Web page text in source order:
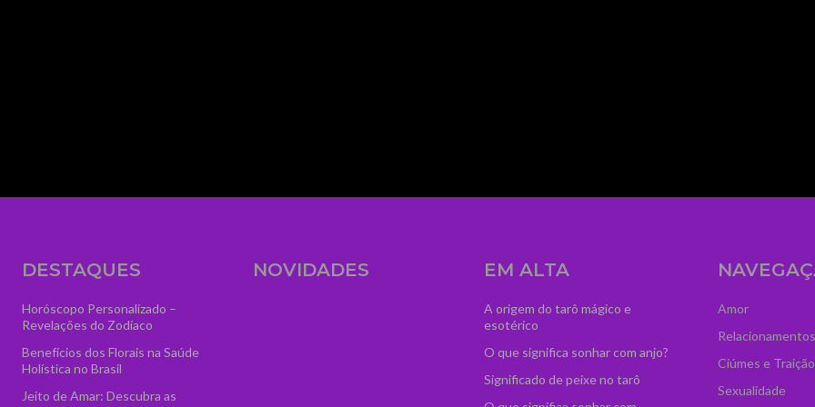
DESTAQUES
Horóscopo Personalizado –
Revelações do Zodíaco
Benefícios dos Florais na Saúde
Holística no Brasil
Jeito de Amar: Descubra as
NOVIDADES EM ALTA
A origem do tarô mágico e
esotérico
O que significa sonhar com anjo?
Significado de peixe no tarô
Amor
Relacionamentos
Ciúmes e Traição
Sexualidade